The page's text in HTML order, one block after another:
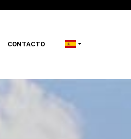
CONTACTO